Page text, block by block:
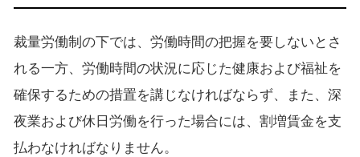
裁量労働制の下では、労働時間の把握を要しないとさ
れる一方、労働時間の状況に応じた健康および福祉を
確保するための措置を講じなければならず、また、深
夜業および休日労働を行った場合には、割増賃金を支
払わなければなりません。